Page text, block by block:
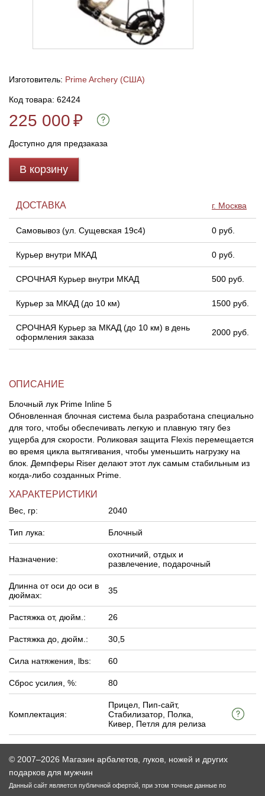
Изготовитель: Prime Archery (США)
Код товара: 62424
225 000₽
Доступно для предзаказа
В корзину
ДОСТАВКА г. Москва
Самовывоз (ул. Сущевская 19с4) 0 руб.
Курьер внутри МКАД 0 руб.
СРОЧНАЯ Курьер внутри МКАД 500 руб.
Курьер за МКАД (до 10 км) 1500 руб.
СРОЧНАЯ Курьер за МКАД (до 10 км) в день
оформления заказа
2000 руб.
ОПИСАНИЕ
Блочный лук Prime Inline 5
Обновленная блочная система была разработана специально
для того, чтобы обеспечивать легкую и плавную тягу без
ущерба для скорости. Роликовая защита Flexis перемещается
во время цикла вытягивания, чтобы уменьшить нагрузку на
блок. Демпферы Riser делают этот лук самым стабильным из
когда-либо созданных Prime.
ХАРАКТЕРИСТИКИ
Вес, гр: 2040
Тип лука: Блочный
Назначение:
охотничий, отдых и
развлечение, подарочный
Длинна от оси до оси в
дюймах:
35
Растяжка от, дюйм.: 26
Растяжка до, дюйм.: 30,5
Сила натяжения, lbs: 60
Сброс усилия, %: 80
Комплектация:
Прицел, Пип-сайт,
Стабилизатор, Полка,
Кивер, Петля для релиза
© 2007–2026 Магазин арбалетов, луков, ножей и других
подарков для мужчин
Данный сайт является публичной офертой, при этом точные данные по
Линейки для настройки лука
Плунжеры для лука
Киссеры для лука